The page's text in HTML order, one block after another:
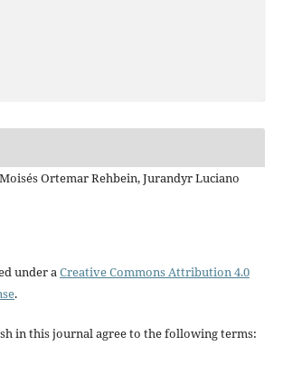
Ortemar Rehbein, Jurandyr Luciano
under aCreative Commons Attribution 4.0
.
in this journal agree to the following terms: